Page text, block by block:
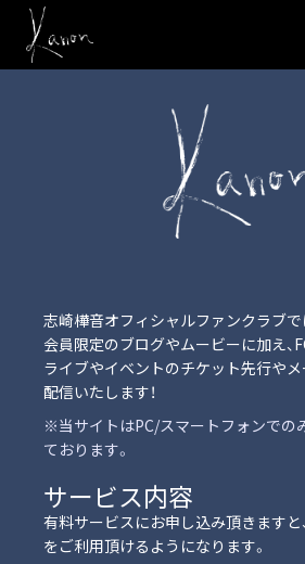
志崎樺音オフィシャルファンクラブで
会員限定のブログやムービーに加え、
ライブやイベントのチケット先行や
配信いたします！
※当サイトはPC/スマートフォンでの
ております。
サービス内容
有料サービスにお申し込み頂きますと
をご利用頂けるようになります。